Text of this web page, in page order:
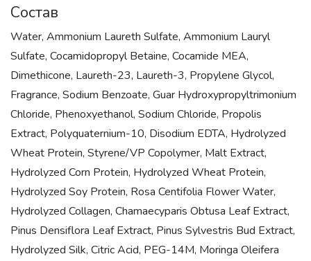
Состав
Water, Ammonium Laureth Sulfate, Ammonium Lauryl
Sulfate, Cocamidopropyl Betaine, Cocamide MEA,
Dimethicone, Laureth-23, Laureth-3, Propylene Glycol,
Fragrance, Sodium Benzoate, Guar Hydroxypropyltrimonium
Chloride, Phenoxyethanol, Sodium Chloride, Propolis
Extract, Polyquaternium-10, Disodium EDTA, Hydrolyzed
Wheat Protein, Styrene/VP Copolymer, Malt Extract,
Hydrolyzed Corn Protein, Hydrolyzed Wheat Protein,
Hydrolyzed Soy Protein, Rosa Centifolia Flower Water,
Hydrolyzed Collagen, Chamaecyparis Obtusa Leaf Extract,
Pinus Densiflora Leaf Extract, Pinus Sylvestris Bud Extract,
Hydrolyzed Silk, Citric Acid, PEG-14M, Moringa Oleifera